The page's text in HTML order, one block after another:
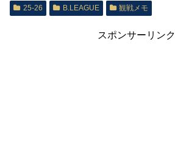
25-26 B.LEAGUE 観戦メモ
スポンサーリンク